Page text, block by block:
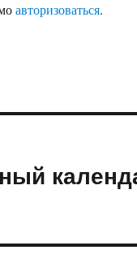
авторизоваться.